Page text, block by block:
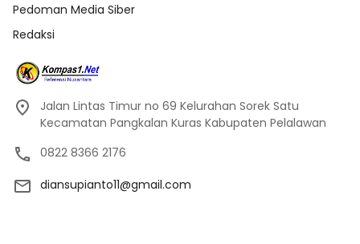
Pedoman Media Siber
Redaksi
Jalan Lintas Timur no 69 Kelurahan Sorek Satu
Kecamatan Pangkalan Kuras Kabupaten Pelalawan
0822 8366 2176
diansupianto11@gmail.com